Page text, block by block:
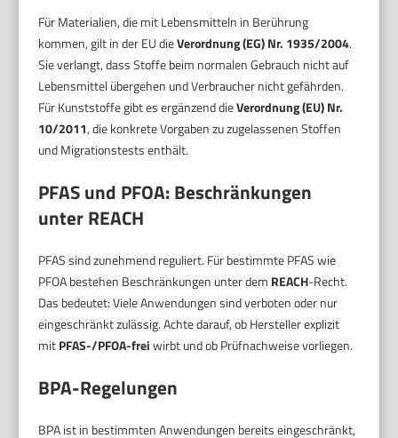
Für Materialien, die mit Lebensmitteln in Berührung
kommen, gilt in der EU dieVerordnung (EG) Nr. 1935/2004.
Sie verlangt, dass Stoffe beim normalen Gebrauch nicht auf
Lebensmittel übergehen und Verbraucher nicht gefährden.
Für Kunststoffe gibt es ergänzend dieVerordnung (EU) Nr.
10/2011, die konkrete Vorgaben zu zugelassenen Stoffen
und Migrationstests enthält.
PFAS und PFOA: Beschränkungen
unter REACH
PFAS sind zunehmend reguliert. Für bestimmte PFAS wie
PFOA bestehen Beschränkungen unter dem REACH-Recht.
Das bedeutet: Viele Anwendungen sind verboten oder nur
eingeschränkt zulässig. Achte darauf, ob Hersteller explizit
mitPFAS-/PFOA-freiwirbt und ob Prüfnachweise vorliegen.
BPA-Regelungen
BPA ist in bestimmten Anwendungen bereits eingeschränkt,